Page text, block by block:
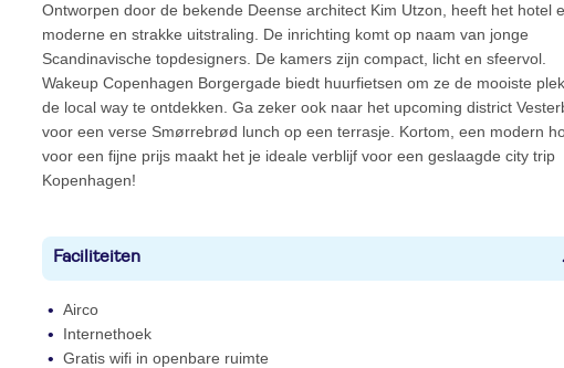
Ontworpen door de bekende Deense architect Kim Utzon, heeft het hotel
moderne en strakke uitstraling. De inrichting komt op naam van jonge
Scandinavische topdesigners. De kamers zijn compact, licht en sfeervol.
Wakeup Copenhagen Borgergade biedt huurfietsen om ze de mooiste
de local way te ontdekken. Ga zeker ook naar het upcoming district
voor een verse Smørrebrød lunch op een terrasje. Kortom, een modern
voor een fijne prijs maakt het je ideale verblijf voor een geslaagde city trip
Kopenhagen!
Faciliteiten
Airco
Internethoek
Gratis wifi in openbare ruimte